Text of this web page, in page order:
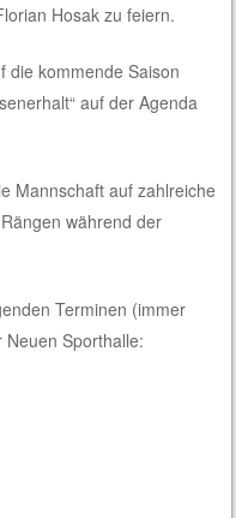
Hosak zu feiern.
die kommende Saison
auf der Agenda
Mannschaft auf zahlreiche
während der
Terminen (immer
Neuen Sporthalle: